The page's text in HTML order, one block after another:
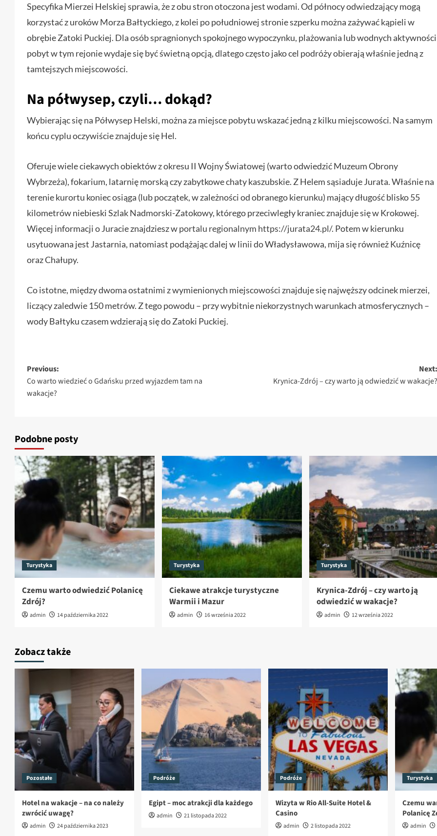
Specyfika Mierzei Helskiej sprawia, że z obu stron otoczona jest wodami. Od północy odwiedzający mogą
korzystać z uroków Morza Bałtyckiego, z kolei po południowej stronie szperku można zażywać kąpieli w
obrębie Zatoki Puckiej. Dla osób spragnionych spokojnego wypoczynku, plażowania lub wodnych aktywności
pobyt w tym rejonie wydaje się być świetną opcją, dlatego często jako cel podróży obierają właśnie jedną z
tamtejszych miejscowości.
Na półwysep, czyli… dokąd?
Wybierając się na Półwysep Helski, można za miejsce pobytu wskazać jedną z kilku miejscowości. Na samym
końcu cyplu oczywiście znajduje się Hel.
Oferuje wiele ciekawych obiektów z okresu II Wojny Światowej (warto odwiedzić Muzeum Obrony
Wybrzeża), fokarium, latarnię morską czy zabytkowe chaty kaszubskie. Z Helem sąsiaduje Jurata. Właśnie na
terenie kurortu koniec osiąga (lub początek, w zależności od obranego kierunku) mający długość blisko 55
kilometrów niebieski Szlak Nadmorski-Zatokowy, którego przeciwległy kraniec znajduje się w Krokowej.
Więcej informacji o Juracie znajdziesz wportalu regionalnym https://jurata24.pl/. Potem w kierunku
usytuowana jest Jastarnia, natomiast podążając dalej w linii do Władysławowa, mija się również Kuźnicę
oraz Chałupy.
Co istotne, między dwoma ostatnimi z wymienionych miejscowości znajduje się najwęższy odcinek mierzei,
liczący zaledwie 150 metrów. Z tego powodu – przy wybitnie niekorzystnych warunkach atmosferycznych –
wody Bałtyku czasem wdzierają się do Zatoki Puckiej.
Post
navigation
Previous:
Co warto wiedzieć o Gdańsku przed wyjazdem tam na
wakacje?
Next:
Krynica-Zdrój – czy warto ją odwiedzić w wakacje?
Podobne posty
Turystyka
Czemu warto odwiedzić Polanicę
Zdrój?
admin 14 października 2022
Turystyka
Ciekawe atrakcje turystyczne
Warmii i Mazur
admin 16 września 2022
Turystyka
Krynica-Zdrój – czy warto ją
odwiedzić w wakacje?
admin 12 września 2022
Zobacz także
Pozostałe
Hotel na wakacje – na co należy
zwrócić uwagę?
admin 24 października 2023
Podróże
Egipt – moc atrakcji dla każdego
admin 21 listopada 2022
Podróże
Wizyta w Rio All-Suite Hotel &
Casino
admin 2 listopada 2022
Turystyka
Czemu
Polanicę
admin